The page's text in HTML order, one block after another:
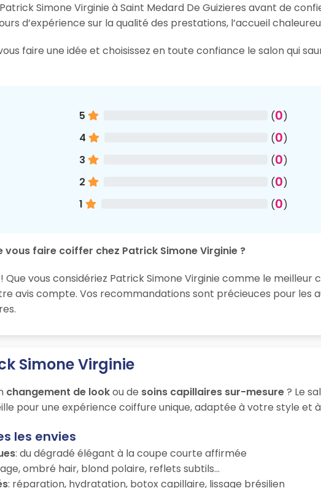
Simone Virginie à Saint Medard De Guizieres avant de
d’expérience sur la qualité des prestations, l’accueil
faire une idée et choisissez en toute confiance le salon qui
5 (0)
4
(0)
3
(0)
2
(0)
1
(0)
faire coiffer chez Patrick Simone Virginie ?
vous considériez Patrick Simone Virginie comme le meilleur
avis compte. Vos recommandations sont précieuces pour les
Simone Virginie
changement de lookou de soins capillaires sur-mesure? Le
pour une expérience coiffure unique, adaptée à votre style et
les envies
: du dégradé élégant à la coupe courte affirmée
ombré hair, blond polaire, reflets subtils…
: réparation, hydratation, botox capillaire, lissage brésilien